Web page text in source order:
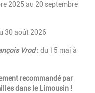
2025 au 20 septembre
30 août 2026
Vrod: du 15 mai à
recommandé par
dans le Limousin !